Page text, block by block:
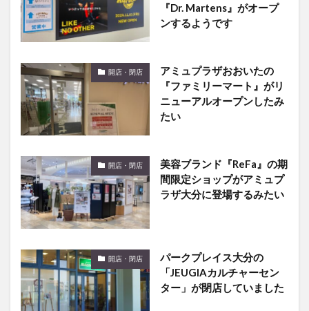
『Dr. Martens』がオープ
ンするようです
開店・閉店
アミュプラザおおいたの
『ファミリーマート』がリ
ニューアルオープンしたみ
たい
開店・閉店
美容ブランド『ReFa』の期
間限定ショップがアミュプ
ラザ大分に登場するみたい
開店・閉店
パークプレイス大分の
「JEUGIAカルチャーセン
ター」が閉店していました